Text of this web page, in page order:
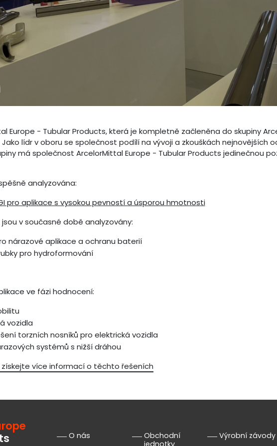
Europe - Tubular Products, která je kompletně začleněna do skupiny
lídr v oboru se společnost podílí na vývoji a zkouškách nejnovějších
má společnost ArcelorMittal Europe - Tubular Products jedinečnou
analyzována:
pro aplikace s vysokou pevností a úsporou hmotnosti
v současné době analyzovány:
nárazové aplikace a ochranu baterií
pro hydroformování
ve fázi hodnocení:
vozidla
torzních nosníků pro elektrická vozidla
systémů s nižší dráhou
více informací o těchto řešeních
O nás
Obchodní
Výrobní závody